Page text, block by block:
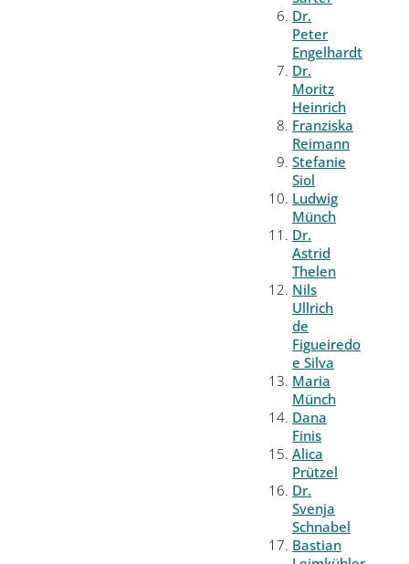
Dr.
Peter
Engelhardt
Dr.
Moritz
Heinrich
Franziska
Reimann
Stefanie
Siol
Ludwig
Münch
Dr.
Astrid
Thelen
Nils
Ullrich
de
Figueiredo
e Silva
Maria
Münch
Dana
Finis
Alica
Prützel
Dr.
Svenja
Schnabel
Bastian